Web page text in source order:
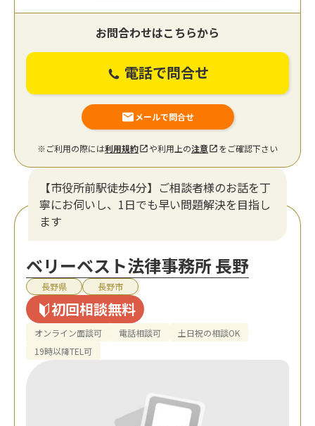
お問合わせはこちらから
電話で問合せ
メールで問合せ
※ご利用の際には利用規約 や利用上の注意 をご確認下さい
【市役所前駅徒歩4分】ご相談者様のお話を丁
寧にお伺いし、1日でも早い問題解決を目指し
ます
ベリーベスト法律事務所 長野
長野県 長野市
初回相談無料
オンライン面談可 電話相談可
土日祝の相談OK
19時以降TEL可